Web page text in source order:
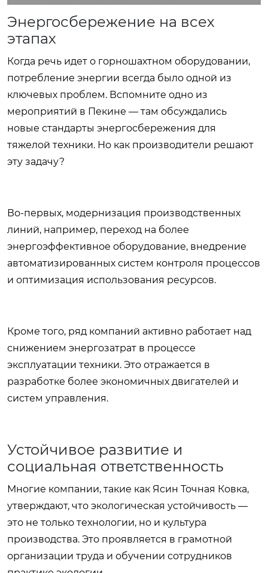
Энергосбережение на всех
этапах
Когда речь идет о горношахтном оборудовании,
потребление энергии всегда было одной из
ключевых проблем. Вспомните одно из
мероприятий в Пекине — там обсуждались
новые стандарты энергосбережения для
тяжелой техники. Но как производители решают
эту задачу?
Во-первых, модернизация производственных
линий, например, переход на более
энергоэффективное оборудование, внедрение
автоматизированных систем контроля процессов
и оптимизация использования ресурсов.
Кроме того, ряд компаний активно работает над
снижением энергозатрат в процессе
эксплуатации техники. Это отражается в
разработке более экономичных двигателей и
систем управления.
Устойчивое развитие и
социальная ответственность
Многие компании, такие как Ясин Точная Ковка,
утверждают, что экологическая устойчивость —
это не только технологии, но и культура
производства. Это проявляется в грамотной
организации труда и обучении сотрудников